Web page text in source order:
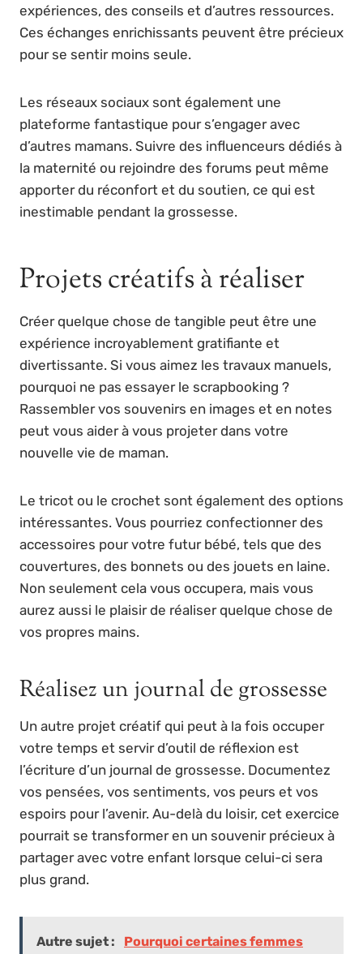
expériences, des conseils et d’autres ressources.
Ces échanges enrichissants peuvent être précieux
pour se sentir moins seule.
Les réseaux sociaux sont également une
plateforme fantastique pour s’engager avec
d’autres mamans. Suivre des influenceurs dédiés à
la maternité ou rejoindre des forums peut même
apporter du réconfort et du soutien, ce qui est
inestimable pendant la grossesse.
Projets créatifs à réaliser
Créer quelque chose de tangible peut être une
expérience incroyablement gratifiante et
divertissante. Si vous aimez les travaux manuels,
pourquoi ne pas essayer le scrapbooking ?
Rassembler vos souvenirs en images et en notes
peut vous aider à vous projeter dans votre
nouvelle vie de maman.
Le tricot ou le crochet sont également des options
intéressantes. Vous pourriez confectionner des
accessoires pour votre futur bébé, tels que des
couvertures, des bonnets ou des jouets en laine.
Non seulement cela vous occupera, mais vous
aurez aussi le plaisir de réaliser quelque chose de
vos propres mains.
Réalisez un journal de grossesse
Un autre projet créatif qui peut à la fois occuper
votre temps et servir d’outil de réflexion est
l’écriture d’un journal de grossesse. Documentez
vos pensées, vos sentiments, vos peurs et vos
espoirs pour l’avenir. Au-delà du loisir, cet exercice
pourrait se transformer en un souvenir précieux à
partager avec votre enfant lorsque celui-ci sera
plus grand.
Autre sujet :
Pourquoi certaines femmes